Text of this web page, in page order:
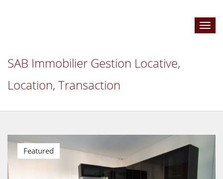
SAB Immobilier Gestion Locative,
Location, Transaction
Featured